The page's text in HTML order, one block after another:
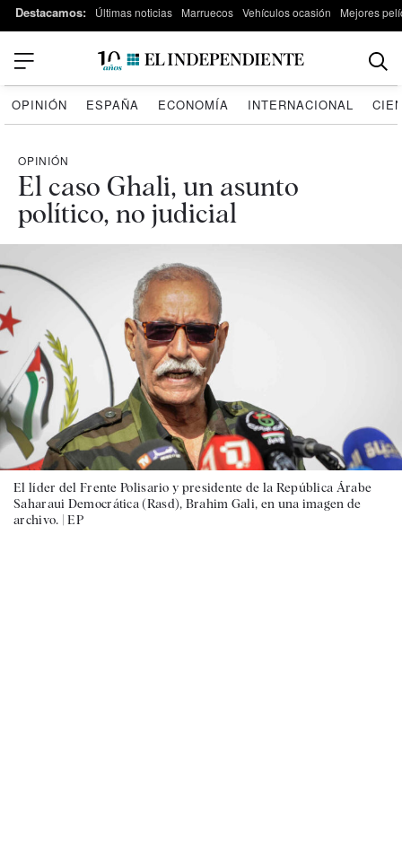
Destacamos: Últimas noticias Marruecos Vehículos ocasión Mejores
OPINIÓN ESPAÑA ECONOMÍA INTERNACIONAL
OPINIÓN
El caso Ghali, un asunto
político, no judicial
El líder del Frente Polisario y presidente de la República Árabe
Saharaui Democrática (Rasd), Brahim Gali, en una imagen de
archivo. |EP